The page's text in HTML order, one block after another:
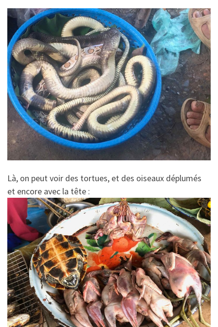
Là, on peut voir des tortues, et des oiseaux déplumés
et encore avec la tête :